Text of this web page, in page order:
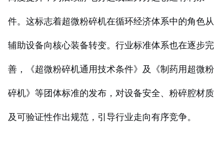
件。这标志着超微粉碎机在循环经济体系中的角色从
辅助设备向核心装备转变。行业标准体系也在逐步完
善，《超微粉碎机通用技术条件》及《制药用超微粉
碎机》等团体标准的发布，对设备安全、粉碎腔材质
及可验证性作出规范，引导行业走向有序竞争。